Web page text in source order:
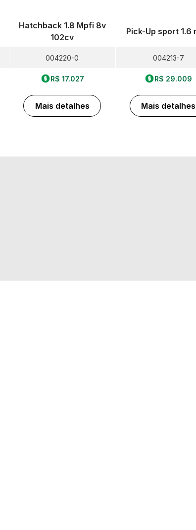
Hatchback 1.8 Mpfi 8v
102cv
004220-0
R$ 17.027
Mais detalhes
Pick-Up sport 1.6
004213-7
R$ 29.009
Mais detalhes